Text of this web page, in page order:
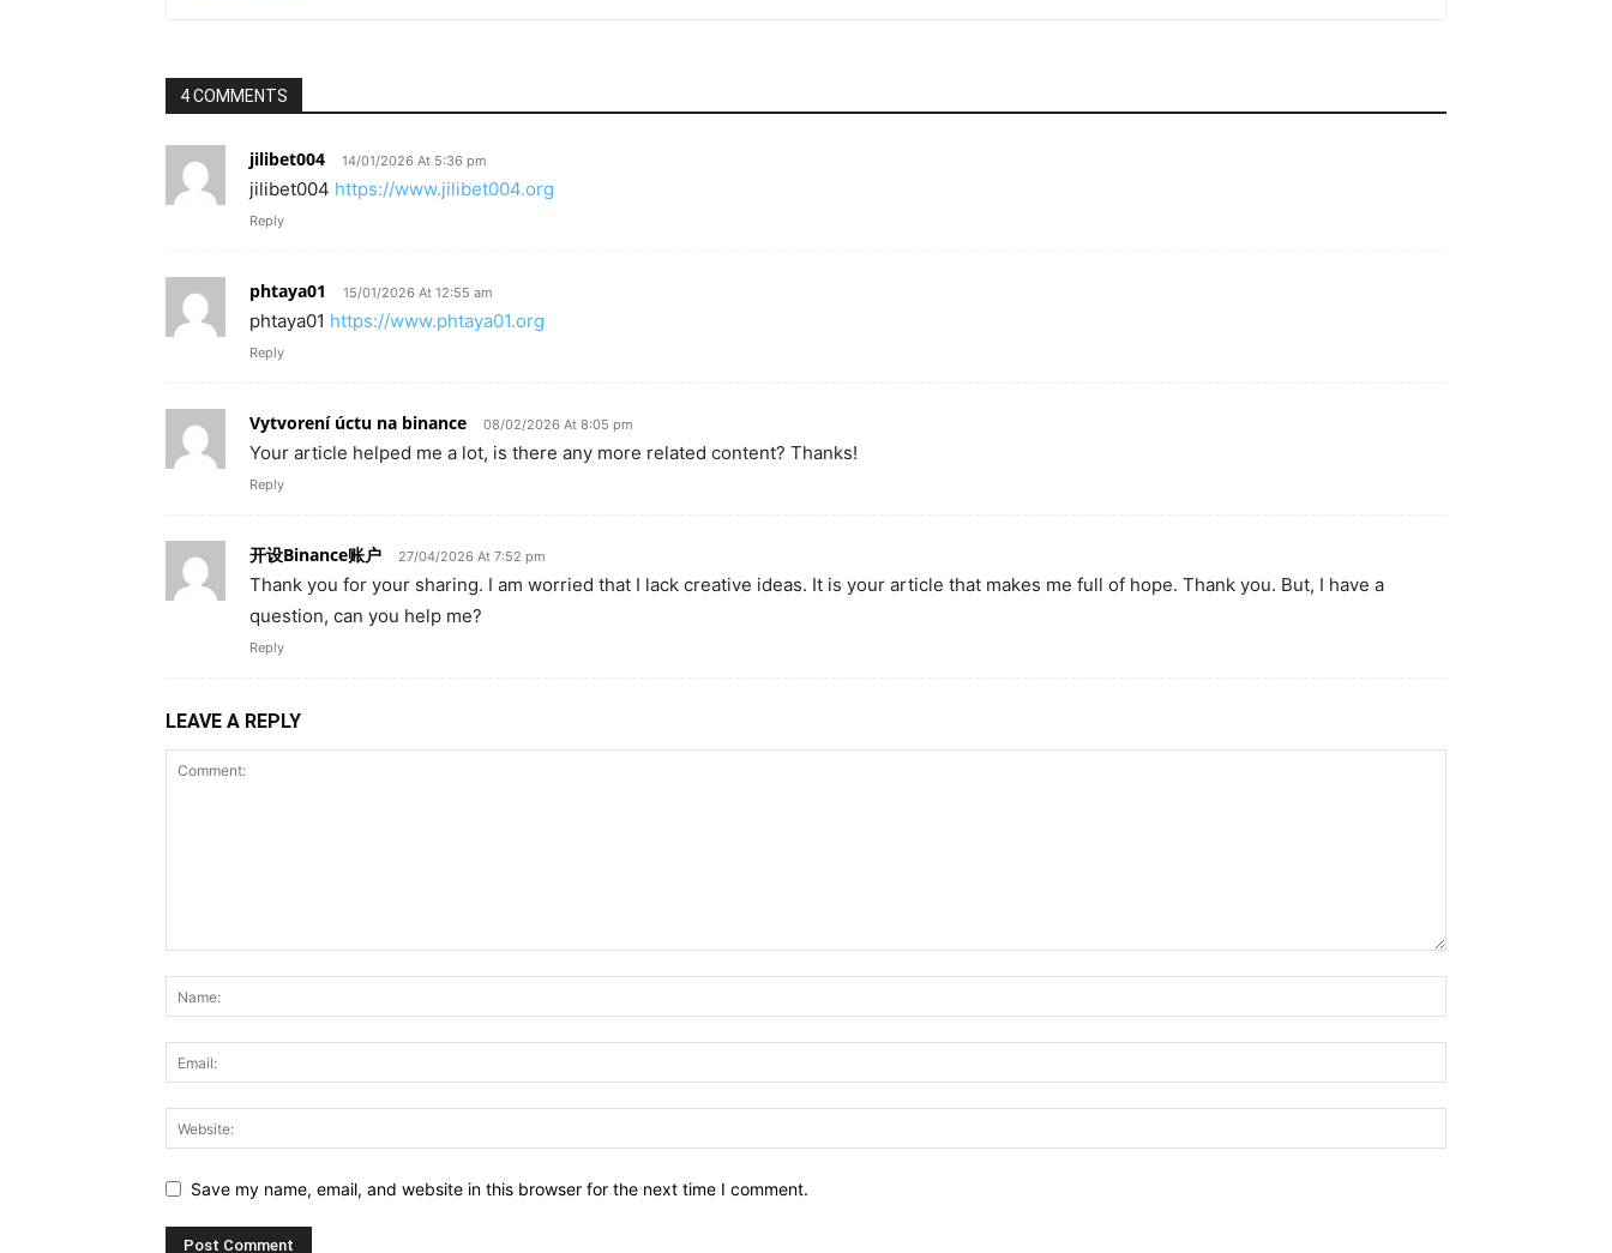
4 COMMENTS
jilibet004 14/01/2026 At 5:36 pm
jilibet004 https://www.jilibet004.org
Reply
phtaya01 15/01/2026 At 12:55 am
phtaya01 https://www.phtaya01.org
Reply
Vytvorení úctu na binance 08/02/2026 At 8:05 pm
Your article helped me a lot, is there any more related content? Thanks!
Reply
开设Binance账户 27/04/2026 At 7:52 pm
Thank you for your sharing. I am worried that I lack creative ideas. It is your article that makes me full of hope. Thank you. But, I have a
question, can you help me?
Reply
LEAVE A REPLY
Save my name, email, and website in this browser for the next time I comment.